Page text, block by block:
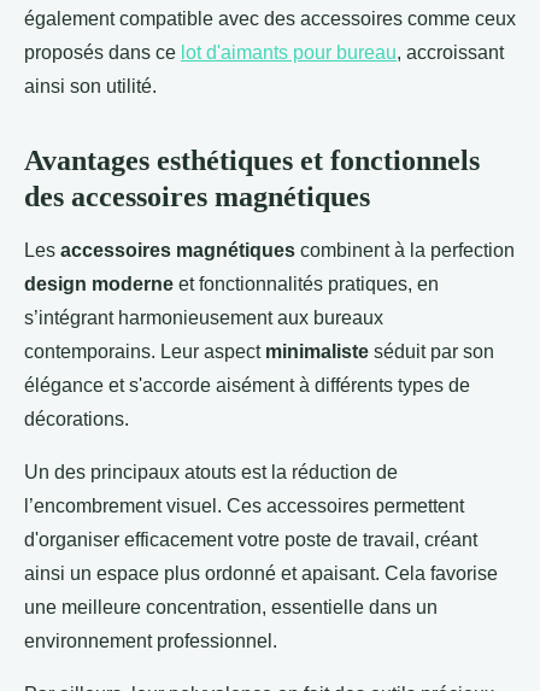
également compatible avec des accessoires comme ceux
proposés dans ce lot d'aimants pour bureau, accroissant
ainsi son utilité.
Avantages esthétiques et fonctionnels
des accessoires magnétiques
Les accessoires magnétiques combinent à la perfection
design moderne et fonctionnalités pratiques, en
s’intégrant harmonieusement aux bureaux
contemporains. Leur aspect minimaliste séduit par son
élégance et s'accorde aisément à différents types de
décorations.
Un des principaux atouts est la réduction de
l’encombrement visuel. Ces accessoires permettent
d'organiser efficacement votre poste de travail, créant
ainsi un espace plus ordonné et apaisant. Cela favorise
une meilleure concentration, essentielle dans un
environnement professionnel.